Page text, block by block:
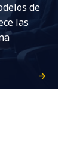
de
las